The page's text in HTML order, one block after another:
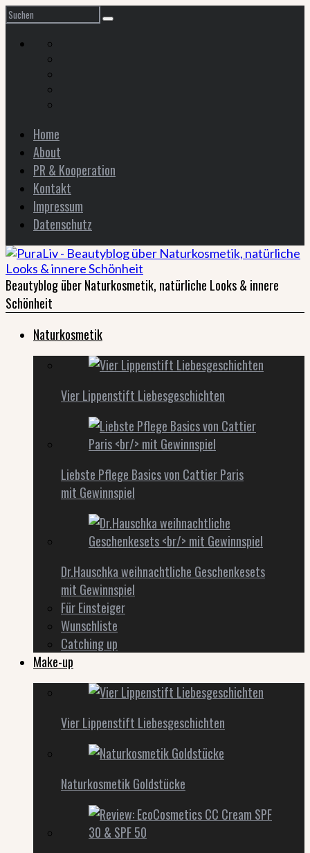
Home
About
PR & Kooperation
Kontakt
Impressum
Datenschutz
Beautyblog über Naturkosmetik, natürliche Looks & innere
Schönheit
Naturkosmetik
Vier Lippenstift Liebesgeschichten
Liebste Pflege Basics von Cattier Paris
mit Gewinnspiel
Dr.Hauschka weihnachtliche Geschenkesets
mit Gewinnspiel
Für Einsteiger
Wunschliste
Catching up
Make-up
Vier Lippenstift Liebesgeschichten
Naturkosmetik Goldstücke